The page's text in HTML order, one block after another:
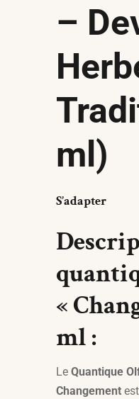
–
ml)
S’adapter
«
ml :
Le Quantique
Changement